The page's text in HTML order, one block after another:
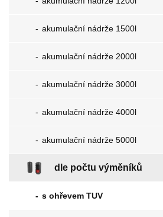
akumulační nádrže 1500l
akumulační nádrže 2000l
akumulační nádrže 3000l
akumulační nádrže 4000l
akumulační nádrže 5000l
dle počtu výměníků
s ohřevem TUV